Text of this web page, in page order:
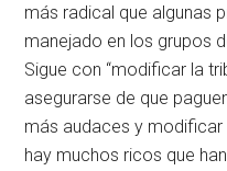
más radical que algunas
manejado en los grupos
Sigue con “modificar la
asegurarse de que
más audaces y
hay muchos ricos que